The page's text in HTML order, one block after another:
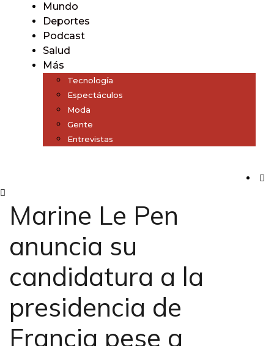
Mundo
Deportes
Podcast
Salud
Más
Tecnología
Espectáculos
Moda
Gente
Entrevistas
Marine Le Pen
anuncia su
candidatura a la
presidencia de
Francia pese a